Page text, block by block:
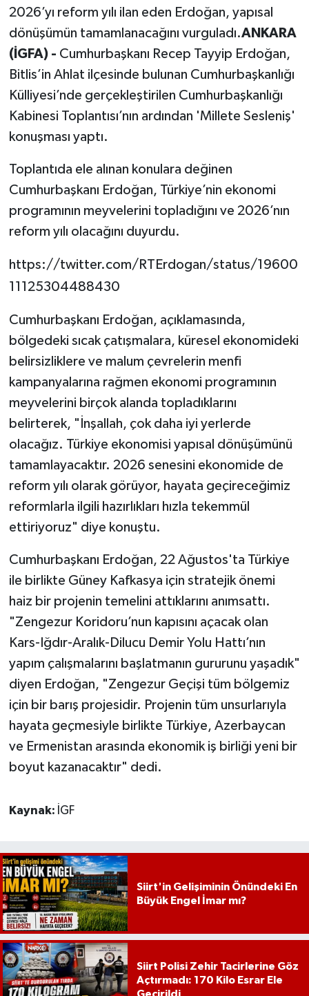
2026’yı reform yılı ilan eden Erdoğan, yapısal
dönüşümün tamamlanacağını vurguladı.ANKARA
(İGFA) - Cumhurbaşkanı Recep Tayyip Erdoğan,
Bitlis’in Ahlat ilçesinde bulunan Cumhurbaşkanlığı
Külliyesi’nde gerçekleştirilen Cumhurbaşkanlığı
Kabinesi Toplantısı’nın ardından 'Millete Sesleniş'
konuşması yaptı.
Toplantıda ele alınan konulara değinen
Cumhurbaşkanı Erdoğan, Türkiye’nin ekonomi
programının meyvelerini topladığını ve 2026’nın
reform yılı olacağını duyurdu.
https://twitter.com/RTErdogan/status/19600
11125304488430
Cumhurbaşkanı Erdoğan, açıklamasında,
bölgedeki sıcak çatışmalara, küresel ekonomideki
belirsizliklere ve malum çevrelerin menfi
kampanyalarına rağmen ekonomi programının
meyvelerini birçok alanda topladıklarını
belirterek, "İnşallah, çok daha iyi yerlerde
olacağız. Türkiye ekonomisi yapısal dönüşümünü
tamamlayacaktır. 2026 senesini ekonomide de
reform yılı olarak görüyor, hayata geçireceğimiz
reformlarla ilgili hazırlıkları hızla tekemmül
ettiriyoruz" diye konuştu.
Cumhurbaşkanı Erdoğan, 22 Ağustos'ta Türkiye
ile birlikte Güney Kafkasya için stratejik önemi
haiz bir projenin temelini attıklarını anımsattı.
"Zengezur Koridoru’nun kapısını açacak olan
Kars-Iğdır-Aralık-Dilucu Demir Yolu Hattı’nın
yapım çalışmalarını başlatmanın gururunu yaşadık"
diyen Erdoğan, "Zengezur Geçişi tüm bölgemiz
için bir barış projesidir. Projenin tüm unsurlarıyla
hayata geçmesiyle birlikte Türkiye, Azerbaycan
ve Ermenistan arasında ekonomik iş birliği yeni bir
boyut kazanacaktır" dedi.
Kaynak: İGF
Siirt'in Gelişiminin Önündeki En
Büyük Engel İmar mı?
Siirt Polisi Zehir Tacirlerine Göz
Açtırmadı: 170 Kilo Esrar Ele